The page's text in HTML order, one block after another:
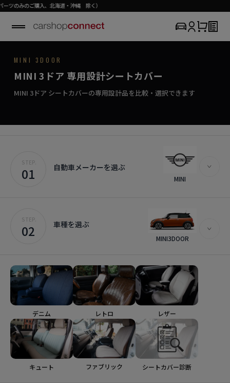
海道・沖縄 除く）
MINI / MINI 3 DOOR
SEAT COVER COLLECTION
MINI 3 DOOR
専用シートカバー
感性に響く、上質なシートカバー。
初めての方はこちら›
MINI 3DOOR
MINI 3ドア 専用設計シートカバー
MINI 3ドア シートカバーの専用設計品を比較・選択できます
STEP.
01 自動車メーカーを選ぶ
MINI
STEP.
02 車種を選ぶ
MINI3DOOR
デニム レトロ レザー
キュート ファブリック シートカバー診断